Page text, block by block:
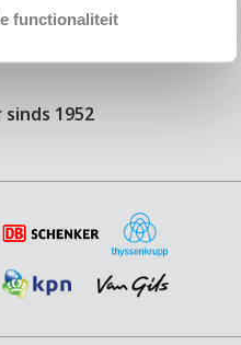
functionaliteit
1952